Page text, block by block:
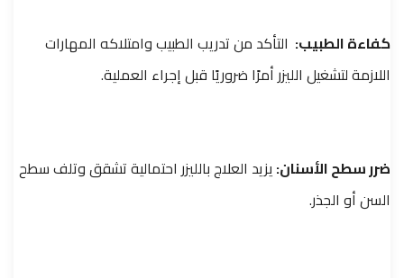
كفاءة الطبيب: التأكد من تدريب الطبيب وامتلاكه المهارات
اللازمة لتشغيل الليزر أمرًا ضروريًا قبل إجراء العملية.
ضرر سطح الأسنان:يزيد العلاج بالليزر احتمالية تشقق وتلف سطح
السن أو الجذر.